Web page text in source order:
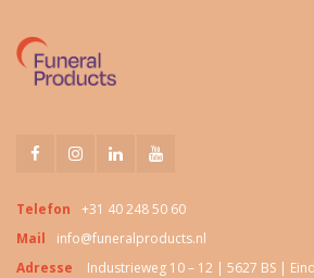
Telefon
+31 40 248 50 60
Mail
info@funeralproducts.nl
Adresse
Industrieweg 10 – 12 | 5627 BS |